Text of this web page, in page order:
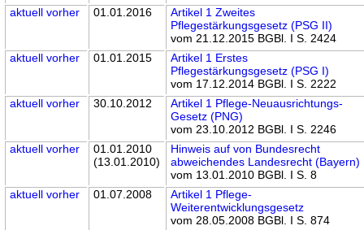
aktuell vorher 01.01.2016
Artikel 1 Zweites
Pflegestärkungsgesetz (PSG II)
vom 21.12.2015 BGBl. I S. 2424
aktuell vorher 01.01.2015
Artikel 1 Erstes
Pflegestärkungsgesetz (PSG I)
vom 17.12.2014 BGBl. I S. 2222
aktuell vorher 30.10.2012
Artikel 1 Pflege-Neuausrichtungs-
Gesetz (PNG)
vom 23.10.2012 BGBl. I S. 2246
aktuell vorher
01.01.2010
(13.01.2010)
Hinweis auf von Bundesrecht
abweichendes Landesrecht (Bayern)
vom 13.01.2010 BGBl. I S. 8
aktuell vorher 01.07.2008
Artikel 1 Pflege-
Weiterentwicklungsgesetz
vom 28.05.2008 BGBl. I S. 874